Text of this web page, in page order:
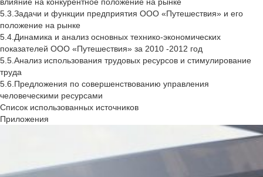
5.3.Задачи и функции предприятия ООО «Путешествия» и его
положение на рынке
5.4.Динамика и анализ основных технико-экономических
показателей ООО «Путешествия» за 2010 -2012 год
5.5.Анализ использования трудовых ресурсов и стимулирование
труда
5.6.Предложения по совершенствованию управления
человеческими ресурсами
Список использованных источников
Приложения